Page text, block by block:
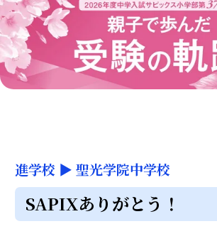
進学校 ▶聖光学院中学校
SAPIXありがとう！